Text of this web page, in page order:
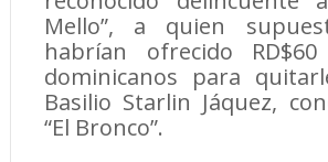
Mello”, a quien
habrían ofrecido
dominicanos para
Basilio Starlin Jáquez,
“El Bronco”.